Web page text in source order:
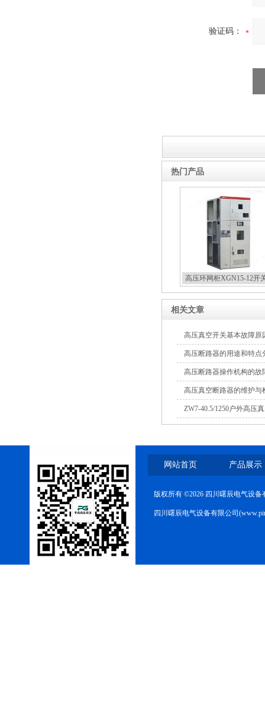
验证码：
热门产品
高压环网柜XGN15-12开
相关文章
高压真空开关基本故障原
高压断路器的用途和特点
高压断路器操作机构的故
高压真空断路器的维护与
ZW7-40.5/1250户外高压
网站首页 产品展示
版权所有 ©2026 四川曙辰电气设
四川曙辰电气设备有限公司